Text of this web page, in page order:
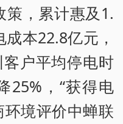
策，累计惠及1.
本22.8亿元，
户平均停电时
25%，“获得电
环境评价中蝉联